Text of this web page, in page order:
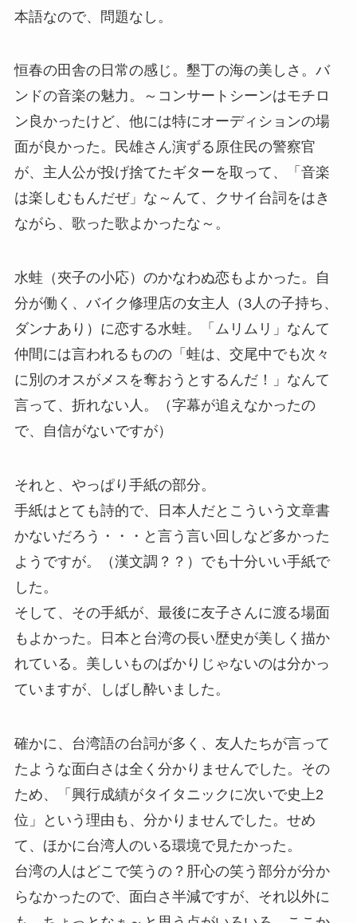
本語なので、問題なし。
恒春の田舎の日常の感じ。墾丁の海の美しさ。バ
ンドの音楽の魅力。～コンサートシーンはモチロ
ン良かったけど、他には特にオーディションの場
面が良かった。民雄さん演ずる原住民の警察官
が、主人公が投げ捨てたギターを取って、「音楽
は楽しむもんだぜ」な～んて、クサイ台詞をはき
ながら、歌った歌よかったな～。
水蛙（夾子の小応）のかなわぬ恋もよかった。自
分が働く、バイク修理店の女主人（3人の子持ち、
ダンナあり）に恋する水蛙。「ムリムリ」なんて
仲間には言われるものの「蛙は、交尾中でも次々
に別のオスがメスを奪おうとするんだ！」なんて
言って、折れない人。（字幕が追えなかったの
で、自信がないですが）
それと、やっぱり手紙の部分。
手紙はとても詩的で、日本人だとこういう文章書
かないだろう・・・と言う言い回しなど多かった
ようですが。（漢文調？？）でも十分いい手紙で
した。
そして、その手紙が、最後に友子さんに渡る場面
もよかった。日本と台湾の長い歴史が美しく描か
れている。美しいものばかりじゃないのは分かっ
ていますが、しばし酔いました。
確かに、台湾語の台詞が多く、友人たちが言って
たような面白さは全く分かりませんでした。その
ため、「興行成績がタイタニックに次いで史上2
位」という理由も、分かりませんでした。せめ
て、ほかに台湾人のいる環境で見たかった。
台湾の人はどこで笑うの？肝心の笑う部分が分か
らなかったので、面白さ半減ですが、それ以外に